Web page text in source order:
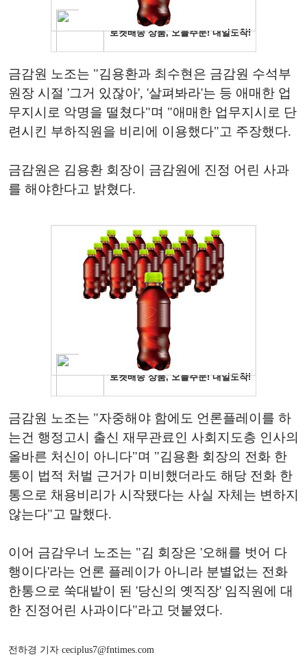
금감원 노조는 "김용환과 최수현은 금감원 수석부
원장 시절 '그거 있잖아', '살펴봐라'는 등 애매한 업
무지시로 악명을 떨쳤다"며 "애매한 업무지시로 단
련시킨 부하직원을 비리에 이용했다"고 주장했다.
금감원은 김용환 회장이 금감원에 진정 어린 사과
를 해야한다고 밝혔다.
금감원 노조는 "자중해야 함에도 언론플레이를 하
는건 행정고시 출신 재무관료인 사회지도층 인사의
올바른 처신이 아니다"며 "김용환 회장의 전화 한
통이 법적 처벌 근거가 미비했더라도 해당 전화 한
통으로 채용비리가 시작됐다는 사실 자체는 변하지
않는다"고 말했다.
이어 금감우너 노조는 "김 회장은 '오해를 벗어 다
행이다'라는 언론 플레이가 아니라 분별없는 전화
한통으로 쑥대밭이 된 '당신의 옛직장' 임직원에 대
한 진정어린 사과이다"라고 덧붙였다.
전하경 기자 ceciplus7@fntimes.com